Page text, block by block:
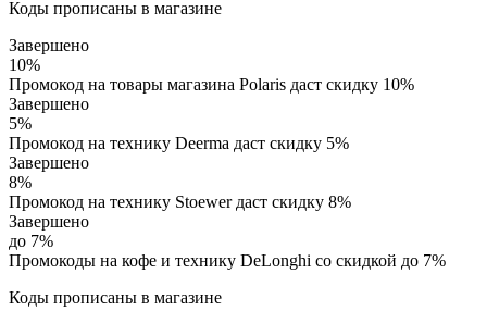
Коды прописаны в магазине
Завершено
10%
Промокод на товары магазина Polaris даст скидку 10%
Завершено
5%
Промокод на технику Deerma даст скидку 5%
Завершено
8%
Промокод на технику Stoewer даст скидку 8%
Завершено
до 7%
Промокоды на кофе и технику DeLonghi со скидкой до 7%
Коды прописаны в магазине